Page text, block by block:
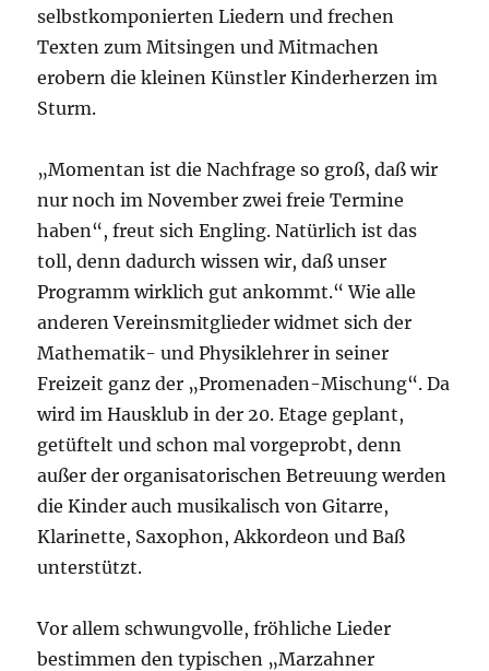
selbstkomponierten Liedern und frechen
Texten zum Mitsingen und Mitmachen
erobern die kleinen Künstler Kinderherzen im
Sturm.
„Momentan ist die Nachfrage so groß, daß wir
nur noch im November zwei freie Termine
haben“, freut sich Engling. Natürlich ist das
toll, denn dadurch wissen wir, daß unser
Programm wirklich gut ankommt.“ Wie alle
anderen Vereinsmitglieder widmet sich der
Mathematik- und Physiklehrer in seiner
Freizeit ganz der „Promenaden-Mischung“. Da
wird im Hausklub in der 20. Etage geplant,
getüftelt und schon mal vorgeprobt, denn
außer der organisatorischen Betreuung werden
die Kinder auch musikalisch von Gitarre,
Klarinette, Saxophon, Akkordeon und Baß
unterstützt.
Vor allem schwungvolle, fröhliche Lieder
bestimmen den typischen „Marzahner